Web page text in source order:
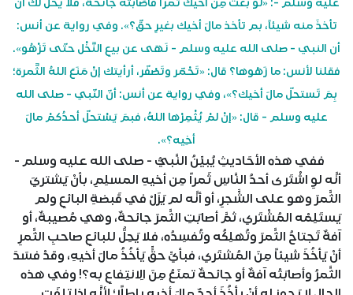
عليه وسلم -: «لو بعتَ مِنْ أخيك ثمراً فأصَابته جائحة، فلا يحل لك أنْ
تأخذَ منه شيئاً، بم تأخذ مالَ أخيك بغيرِ حقّ؟». وفي رواية عن أنس:
أن النبي - صلى الله عليه وسلم - نَهَى عن بيعِ النَّخْل حتّى تَزْهُو».
فقلنا لأنس: ما زَهْوها؟ قال: «تَحْمّر وتَصْفّر، أرأيتك إنْ مَنَعَ اللهُ الثَّمرة؛
بِمَ تَستحلّ مالَ أخيك؟»، وفي رواية عن أنس: أنّ النّبي - صلى الله
عليه وسلم - قال: «إنْ لمْ يُثْمِرْها اللهُ، فبمَ يَسْتحلّ أحدُكمْ مالَ
أخِيه؟».
ففي هذه الأحَاديثِ يُبيِّنُ النَّبيُّ - صلى الله عليه وسلم -
أنَّه لوِ اشْتَرى أحدُ النَّاسِ ثَمراً مِن أخيهِ المسلِمِ، بأنْ يَشتريَ
الثَّمرَ وهو على الشَّجرِ، أو أنَّه لم يَزَلْ في قَبضةِ البائعِ ولم
يَستَلِمْه المُشْتَري، ثمَّ أصابَتِ الثَّمرَ جائحةٌ، وهي مُصيبةٌ، أو
آفةٌ تَجتاحُ الثَّمرَ وتُهلِكُه وتُفسِدُه، فلا يَحِلُّ للبائعِ صاحبِ الثَّمرِ
أنْ يَأخُذَ شيئاً مِنَ المُشتَري، فبأيِّ حقٍّ يَأخُذُ مالَ أخيهِ، وقدْ فسَدَ
الثَّمرُ وأصابَتْه آفةٌ أو جائحةٌ تمنَعُ مِنَ الِانتِفاعِ به؟! وفي هذه